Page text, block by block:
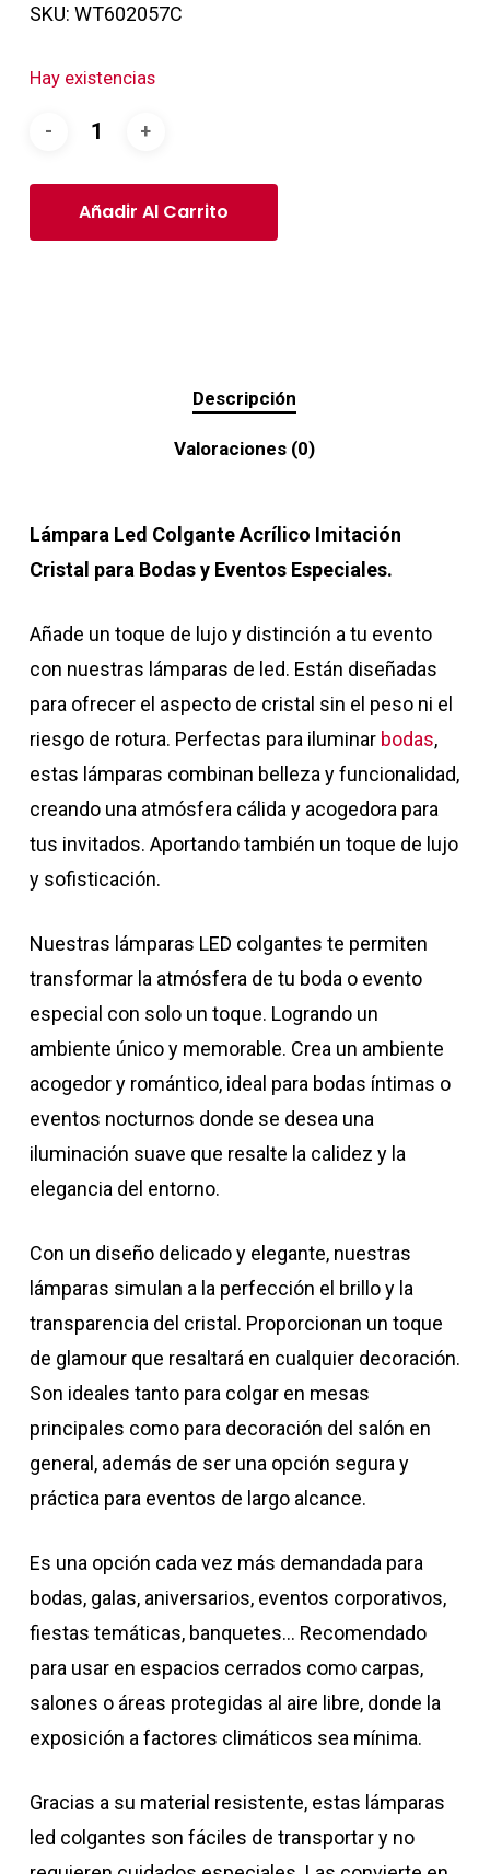
SKU: WT602057C
Hay existencias
Añadir Al Carrito
Descripción
Valoraciones (0)
Lámpara Led Colgante Acrílico Imitación
Cristal para Bodas y Eventos Especiales.
Añade un toque de lujo y distinción a tu evento
con nuestras lámparas de led. Están diseñadas
para ofrecer el aspecto de cristal sin el peso ni el
riesgo de rotura. Perfectas para iluminar bodas,
estas lámparas combinan belleza y funcionalidad,
creando una atmósfera cálida y acogedora para
tus invitados. Aportando también un toque de lujo
y sofisticación.
Nuestras lámparas LED colgantes te permiten
transformar la atmósfera de tu boda o evento
especial con solo un toque. Logrando un
ambiente único y memorable. Crea un ambiente
acogedor y romántico, ideal para bodas íntimas o
eventos nocturnos donde se desea una
iluminación suave que resalte la calidez y la
elegancia del entorno.
Con un diseño delicado y elegante, nuestras
lámparas simulan a la perfección el brillo y la
transparencia del cristal. Proporcionan un toque
de glamour que resaltará en cualquier decoración.
Son ideales tanto para colgar en mesas
principales como para decoración del salón en
general, además de ser una opción segura y
práctica para eventos de largo alcance.
Es una opción cada vez más demandada para
bodas, galas, aniversarios, eventos corporativos,
fiestas temáticas, banquetes… Recomendado
para usar en espacios cerrados como carpas,
salones o áreas protegidas al aire libre, donde la
exposición a factores climáticos sea mínima.
Gracias a su material resistente, estas lámparas
led colgantes son fáciles de transportar y no